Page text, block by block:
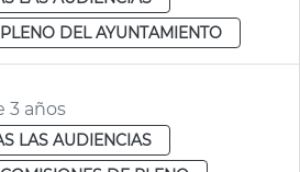
PLENO DEL AYUNTAMIENTO
3 años
LAS AUDIENCIAS